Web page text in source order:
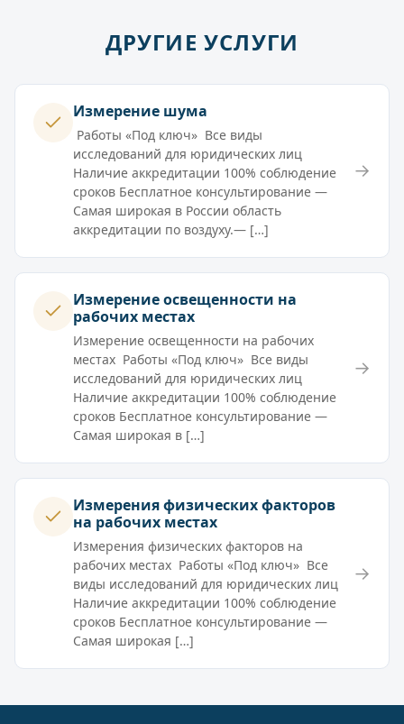
ДРУГИЕ УСЛУГИ
Измерение шума
Работы «Под ключ» Все виды
исследований для юридических лиц
Наличие аккредитации 100% соблюдение
сроков Бесплатное консультирование —
Самая широкая в России область
аккредитации по воздуху.— […]
→
Измерение освещенности на
рабочих местах
Измерение освещенности на рабочих
местах Работы «Под ключ» Все виды
исследований для юридических лиц
Наличие аккредитации 100% соблюдение
сроков Бесплатное консультирование —
Самая широкая в […]
→
Измерения физических факторов
на рабочих местах
Измерения физических факторов на
рабочих местах Работы «Под ключ» Все
виды исследований для юридических лиц
Наличие аккредитации 100% соблюдение
сроков Бесплатное консультирование —
Самая широкая […]
→